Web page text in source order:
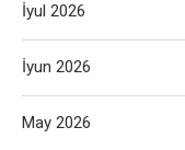
İyul 2026
İyun 2026
May 2026